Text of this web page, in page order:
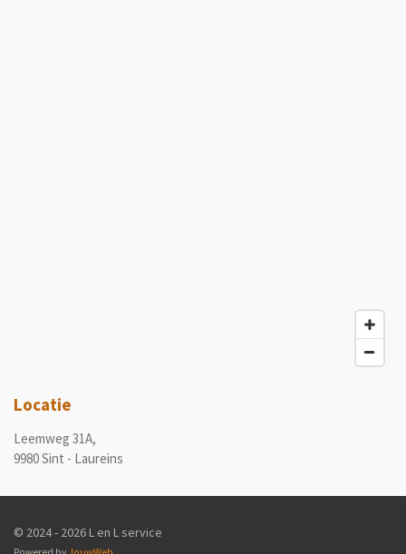
Locatie
Leemweg 31A,
9980 Sint - Laureins
© 2024 - 2026 L en L service